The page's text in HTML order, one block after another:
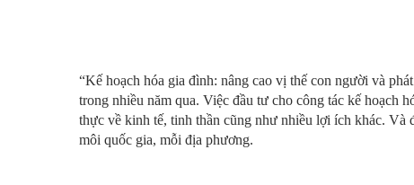
“Kế hoạch hóa gia đình: nâng cao vị thế con người và
trong nhiều năm qua. Việc đầu tư cho công tác kế hoạch
thực về kinh tế, tinh thần cũng như nhiều lợi ích khác. Và
môi quốc gia, mỗi địa phương.